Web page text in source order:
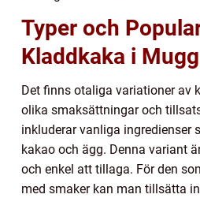
Typer och
Kladdkaka i Mugg
Det finns otaliga variationer av
olika smaksättningar och
inkluderar vanliga ingredienser
kakao och ägg. Denna variant
och enkel att tillaga. För den
med smaker kan man tillsätta